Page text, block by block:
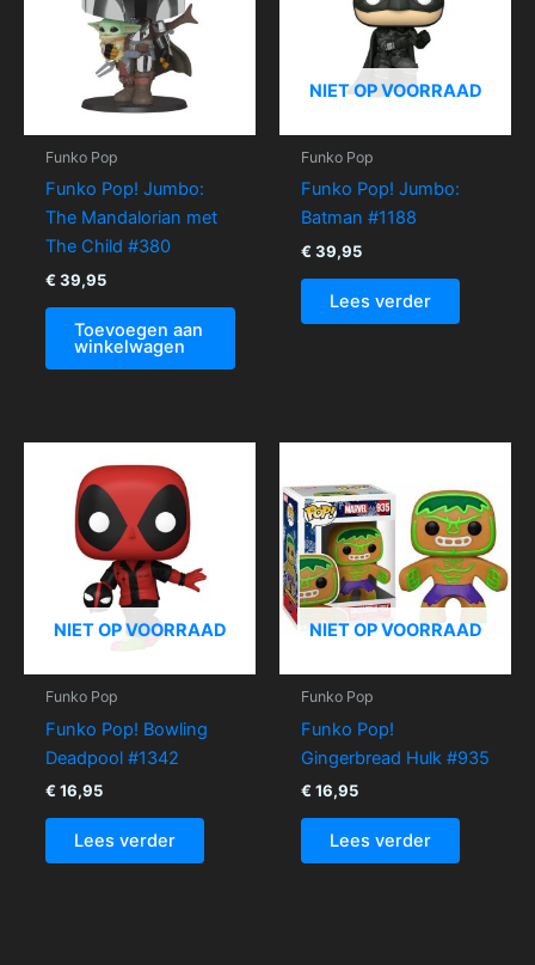
Funko Pop
Funko Pop! Jumbo:
The Mandalorian met
The Child #380
€ 39,95
Toevoegen aan
winkelwagen
NIET OP VOORRAAD
Funko Pop
Funko Pop! Jumbo:
Batman #1188
€ 39,95
Lees verder
NIET OP VOORRAAD
Funko Pop
Funko Pop! Bowling
Deadpool #1342
€ 16,95
Lees verder
NIET OP VOORRAAD
Funko Pop
Funko Pop!
Gingerbread Hulk #935
€ 16,95
Lees verder